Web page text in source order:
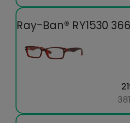
Ray-Ban® RY1530